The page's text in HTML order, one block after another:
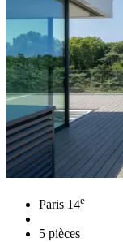
Paris 14e
5 pièces